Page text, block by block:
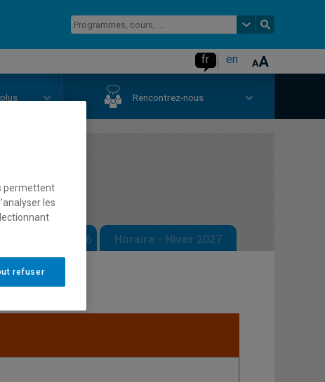
fr en
Rencontrez-nous
- Automne 2026 Horaire - Hiver 2027
permettent
les
refuser